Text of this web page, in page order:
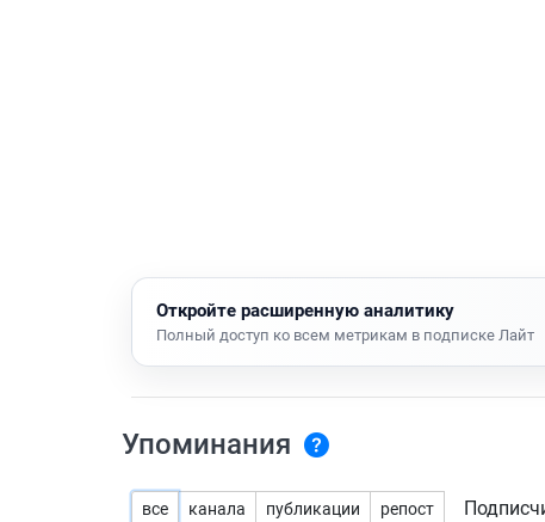
Откройте расширенную аналитику
Полный доступ ко всем метрикам в подписке Лайт
Упоминания
все канала публикации репост